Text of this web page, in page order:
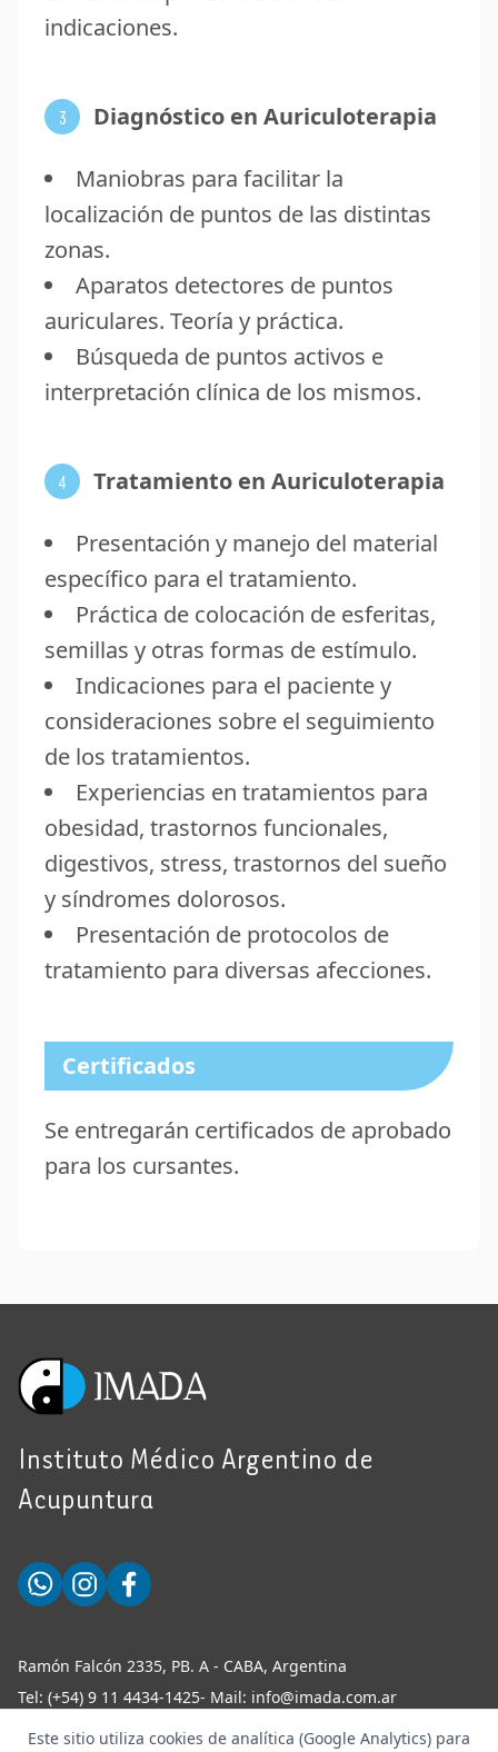
indicaciones.
3 Diagnóstico en Auriculoterapia
Maniobras para facilitar la
localización de puntos de las distintas
zonas.
Aparatos detectores de puntos
auriculares. Teoría y práctica.
Búsqueda de puntos activos e
interpretación clínica de los mismos.
4 Tratamiento en Auriculoterapia
Presentación y manejo del material
específico para el tratamiento.
Práctica de colocación de esferitas,
semillas y otras formas de estímulo.
Indicaciones para el paciente y
consideraciones sobre el seguimiento
de los tratamientos.
Experiencias en tratamientos para
obesidad, trastornos funcionales,
digestivos, stress, trastornos del sueño
y síndromes dolorosos.
Presentación de protocolos de
tratamiento para diversas afecciones.
Certificados
Se entregarán certificados de aprobado
para los cursantes.
Instituto Médico Argentino de
Acupuntura
Ramón Falcón 2335, PB. A - CABA, Argentina
Tel: (+54) 9 11 4434-1425- Mail: info@imada.com.ar
Este sitio utiliza cookies de analítica (Google Analytics) para